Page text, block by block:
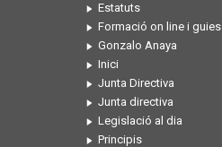
Estatuts
Formació on line i guies
Gonzalo Anaya
Inici
Junta Directiva
Junta directiva
Legislació al dia
Principis